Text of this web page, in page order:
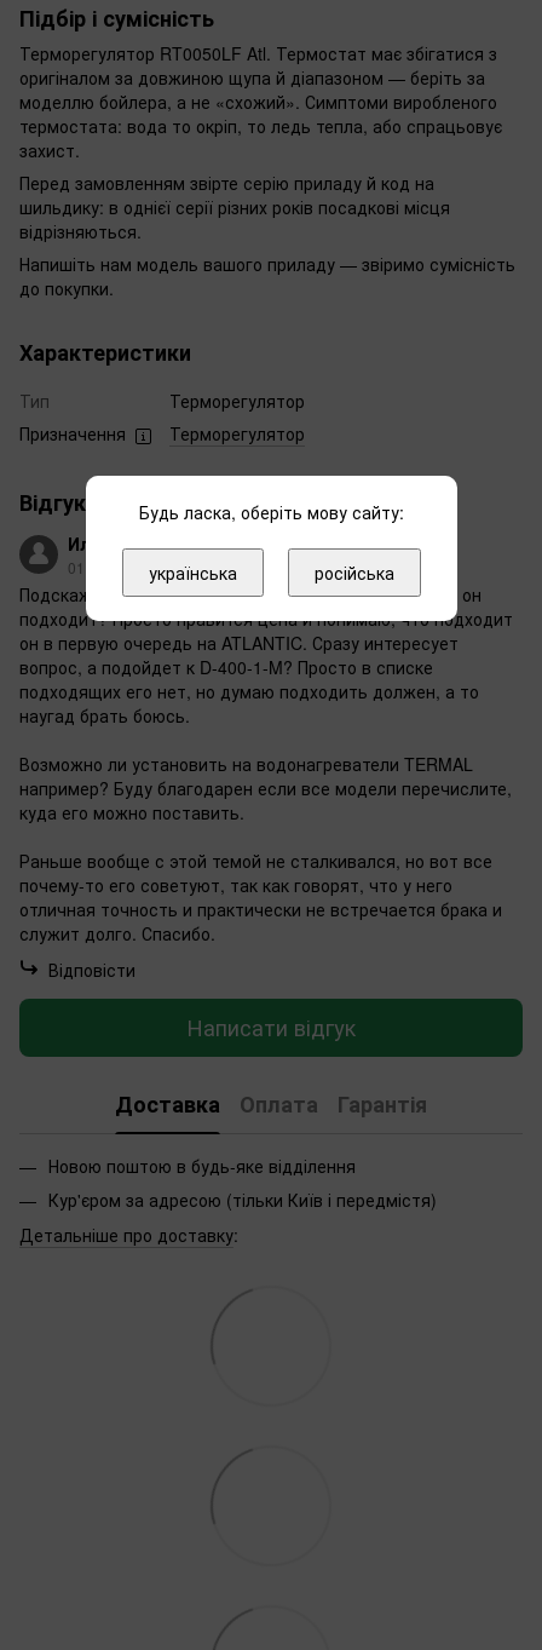
Підбір і сумісність
Терморегулятор RT0050LF Atl. Термостат має збігатися з
оригіналом за довжиною щупа й діапазоном — беріть за
моделлю бойлера, а не «схожий». Симптоми виробленого
термостата: вода то окріп, то ледь тепла, або спрацьовує
захист.
Перед замовленням звірте серію приладу й код на
шильдику: в однієї серії різних років посадкові місця
відрізняються.
Напишіть нам модель вашого приладу — звіримо сумісність
до покупки.
Характеристики
Тип
Терморегулятор
Призначення
Терморегулятор
Відгуки
Илья
01.08.2020 в 04:05
Подскажите, а для каких моделей водонагревателей он
подходит? Просто нравится цена и понимаю, что подходит
он в первую очередь на ATLANTIC. Сразу интересует
вопрос, а подойдет к D-400-1-M? Просто в списке
подходящих его нет, но думаю подходить должен, а то
наугад брать боюсь.
Возможно ли установить на водонагреватели TERMAL
например? Буду благодарен если все модели перечислите,
куда его можно поставить.
Раньше вообще с этой темой не сталкивался, но вот все
почему-то его советуют, так как говорят, что у него
отличная точность и практически не встречается брака и
служит долго. Спасибо.
Відповісти
Написати відгук
Доставка Оплата Гарантія
Новою поштою в будь-яке відділення
Кур'єром за адресою (тільки Київ і передмістя)
Детальніше про доставку:
Будь ласка, оберіть мову сайту:
українська російська